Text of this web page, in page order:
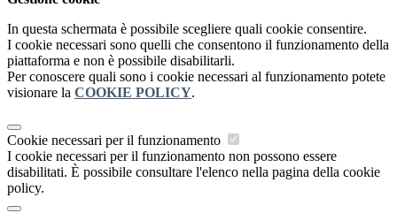
In questa schermata è possibile scegliere quali cookie consentire.
I cookie necessari sono quelli che consentono il funzionamento della
piattaforma e non è possibile disabilitarli.
Per conoscere quali sono i cookie necessari al funzionamento potete
visionare la COOKIE POLICY.
Cookie necessari per il funzionamento
I cookie necessari per il funzionamento non possono essere
disabilitati. È possibile consultare l'elenco nella pagina della cookie
policy.